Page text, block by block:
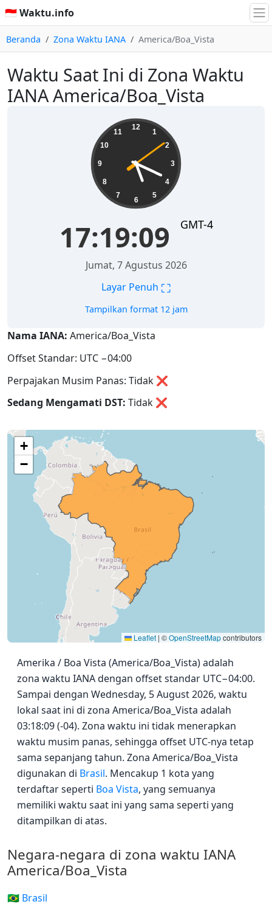
🇮🇩 Waktu.info
Beranda Zona Waktu IANA America/Boa_Vista
Waktu Saat Ini di Zona Waktu
IANA America/Boa_Vista
12
1
2
3
4
5
6
7
8
9
10
11
17:19:10 GMT-4
Jumat, 7 Agustus 2026
Layar Penuh ⛶
Tampilkan format 12 jam
Nama IANA: America/Boa_Vista
Offset Standar: UTC −04:00
Perpajakan Musim Panas: Tidak ❌
Sedang Mengamati DST: Tidak ❌
+
−
Leaflet | ©OpenStreetMapcontributors
Amerika / Boa Vista (America/Boa_Vista) adalah
zona waktu IANA dengan offset standar UTC−04:00.
Sampai dengan Wednesday, 5 August 2026, waktu
lokal saat ini di zona America/Boa_Vista adalah
03:18:09 (-04). Zona waktu ini tidak menerapkan
waktu musim panas, sehingga offset UTC-nya tetap
sama sepanjang tahun. Zona America/Boa_Vista
digunakan di Brasil. Mencakup 1 kota yang
terdaftar seperti Boa Vista, yang semuanya
memiliki waktu saat ini yang sama seperti yang
ditampilkan di atas.
Negara-negara di zona waktu IANA
America/Boa_Vista
🇧🇷 Brasil